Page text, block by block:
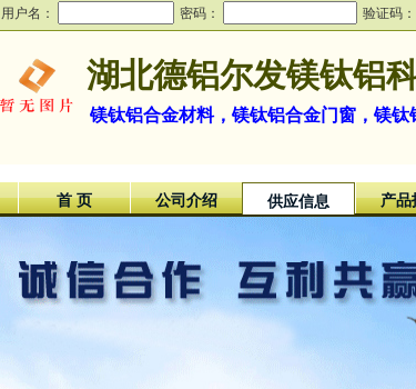
用户名： 密码： 验证码：
湖北德铝尔发镁钛铝
镁钛铝合金材料，镁钛铝合金门窗，镁
首 页 公司介绍 供应信息 产品